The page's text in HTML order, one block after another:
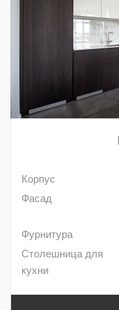
Корпус
Фасад
Фурнитура
Столешница для
кухни